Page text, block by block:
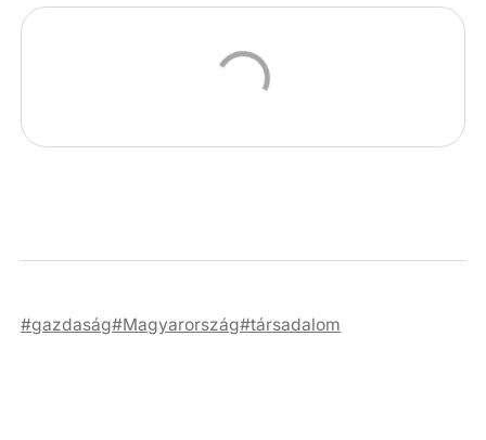
gazdaság Magyarország társadalom